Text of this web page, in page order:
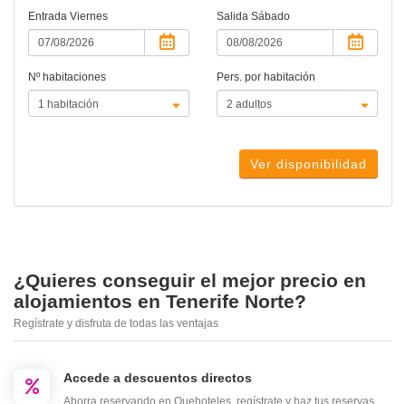
Entrada Viernes Salida Sábado
Nº habitaciones Pers. por habitación
Ver disponibilidad
¿Quieres conseguir el mejor precio en
alojamientos en Tenerife Norte?
Regístrate y disfruta de todas las ventajas
Accede a descuentos directos
Ahorra reservando en Quehoteles, regístrate y haz tus reservas